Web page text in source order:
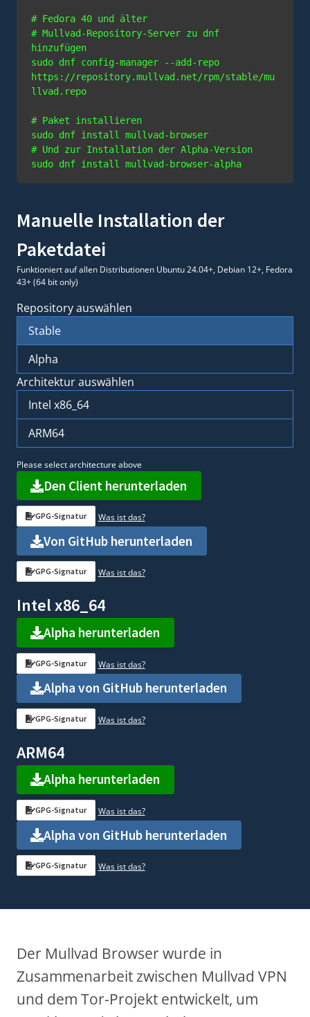
# Fedora 40 und älter
# Mullvad-Repository-Server zu dnf
hinzufügen
sudo dnf config-manager --add-repo
https://repository.mullvad.net/rpm/stable/mu
# Paket installieren
# Und zur Installation der Alpha-Version
Manuelle Installation der
Paketdatei
Funktioniert auf allen Distributionen Ubuntu 24.04+, Debian 12+, Fedora
43+ (64 bit only)
Repository auswählen
Stable
Alpha
Architektur auswählen
Intel x86_64
ARM64
Please select architecture above
Den Client herunterladen
GPG-Signatur Was ist das?
Von GitHub herunterladen
GPG-Signatur Was ist das?
Intel x86_64
Alpha herunterladen
GPG-Signatur Was ist das?
Alpha von GitHub herunterladen
GPG-Signatur Was ist das?
ARM64
Alpha herunterladen
GPG-Signatur Was ist das?
Alpha von GitHub herunterladen
GPG-Signatur Was ist das?
Der Mullvad Browser wurde in
Zusammenarbeit zwischen Mullvad VPN
und dem Tor-Projekt entwickelt, um